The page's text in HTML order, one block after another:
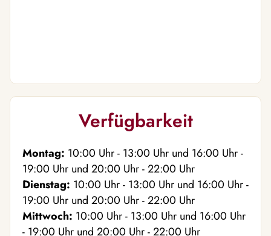
Verfügbarkeit
Montag: 10:00 Uhr- 13:00 Uhr und 16:00 Uhr-
19:00 Uhr und 20:00 Uhr- 22:00 Uhr
Dienstag: 10:00 Uhr- 13:00 Uhr und 16:00 Uhr-
19:00 Uhr und 20:00 Uhr- 22:00 Uhr
Mittwoch: 10:00 Uhr- 13:00 Uhr und 16:00 Uhr
- 19:00 Uhr und 20:00 Uhr- 22:00 Uhr